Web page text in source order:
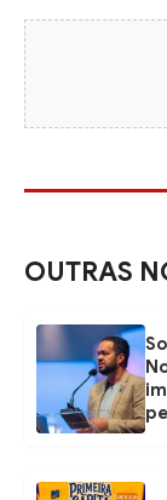
OUTRAS